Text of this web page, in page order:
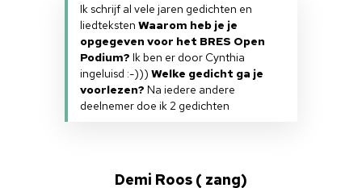
Ik schrijf al vele jaren gedichten en
liedtekstenWaarom heb je je
opgegeven voor het BRES Open
Podium? Ik ben er door Cynthia
ingeluisd :-)))Welke gedicht ga je
voorlezen? Na iedere andere
deelnemer doe ik 2 gedichten
Demi Roos ( zang)